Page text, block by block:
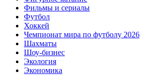
Фильмы и сериалы
Футбол
Хоккей
Чемпионат мира по футболу 2026
Шахматы
Шоу-бизнес
Экология
Экономика